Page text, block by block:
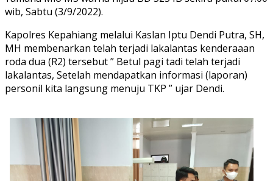
wib, Sabtu (3/9/2022).
Kapolres Kepahiang melalui Kaslan Iptu Dendi Putra, SH,
MH membenarkan telah terjadi lakalantas kenderaaan
roda dua (R2) tersebut ” Betul pagi tadi telah terjadi
lakalantas, Setelah mendapatkan informasi (laporan)
personil kita langsung menuju TKP ” ujar Dendi.